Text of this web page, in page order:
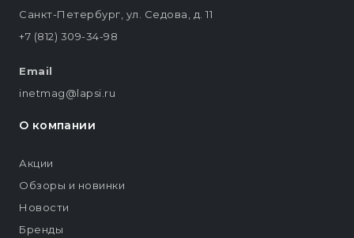
Санкт-Петербург, ул. Седова, д. 11
+7 (812) 309-34-98
Email
inetmag@lapsi.ru
О компании
Акции
Обзоры и новинки
Новости
Бренды